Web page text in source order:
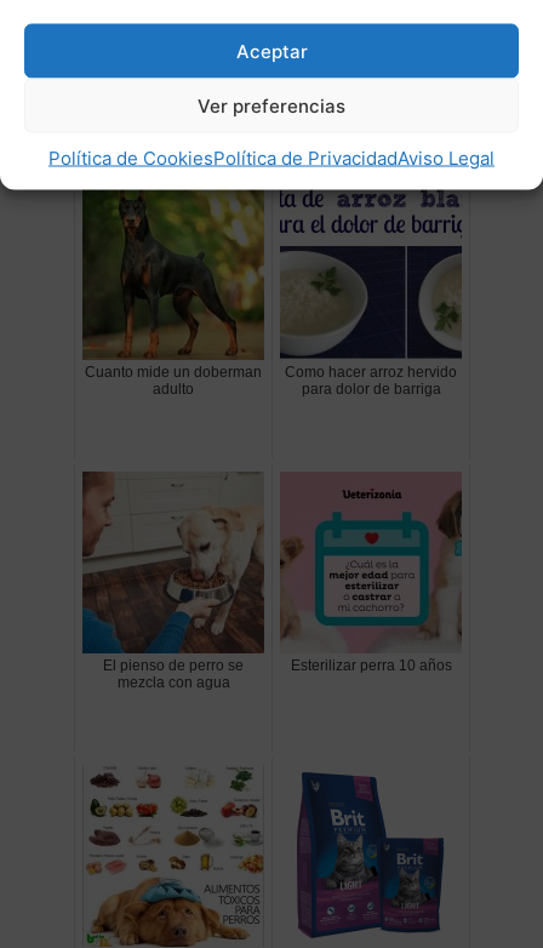
Aceptar
Ver preferencias
Política de CookiesPolítica de PrivacidadAviso Legal
sugerir que tiene dolor, siente náuseas, está
Post Relacionados:
Cuanto mide un doberman
adulto
Como hacer arroz hervido
para dolor de barriga
El pienso de perro se
mezcla con agua
Esterilizar perra 10 años